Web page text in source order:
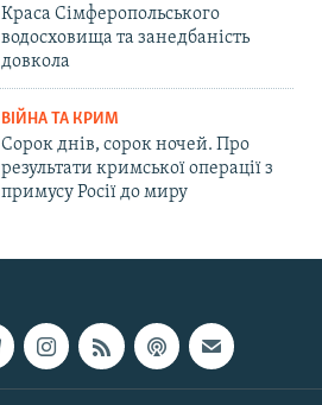
Краса Сімферопольського
водосховища та занедбаність
довкола
ВІЙНА ТА КРИМ
Сорок днів, сорок ночей. Про
результати кримської операції з
примусу Росії до миру